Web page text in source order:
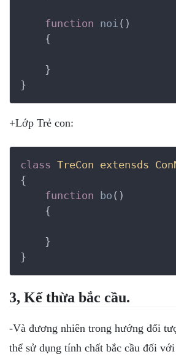
function noi ()
    {
    }
}
+Lớp Trẻ con:
class TreCon extensds
{
function bo ()
    {
    }
}
3, Kế thừa bắc cầu.
-Và đương nhiên trong hướng đối
thể sử dụng tính chất bắc cầu đối